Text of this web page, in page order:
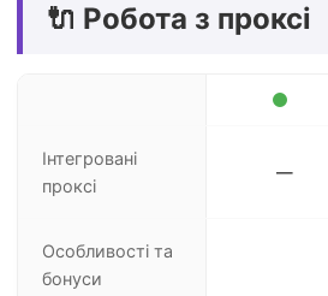
🔌 Робота з проксі
Інтегровані
проксі
—
Особливості та
бонуси